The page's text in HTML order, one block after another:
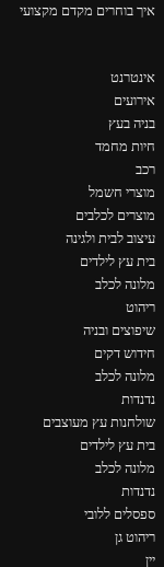
איך בוחרים מקדם מקצועי
אינטרנט
אירועים
בניה בעץ
חיות מחמד
רכב
מוצרי חשמל
מוצרים לכלבים
עיצוב לבית ולגינה
בית עץ לילדים
מלונה לכלב
ריהוט
שיפוצים ובניה
חידוש דקים
מלונה לכלב
נדנדות
שולחנות עץ מעוצבים
בית עץ לילדים
מלונה לכלב
נדנדות
ספסלים ללובי
ריהוט גן
יין